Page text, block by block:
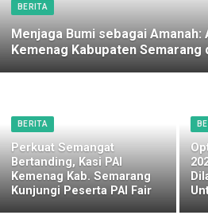
BERITA
Menjaga Bumi sebagai
Kemenag Kabupaten Semarang
BERITA
Perkuat Semangat
Bertanding, Kasi PAI
Kemenag Kab. Semarang
Kunjungi Peserta PAI Fair